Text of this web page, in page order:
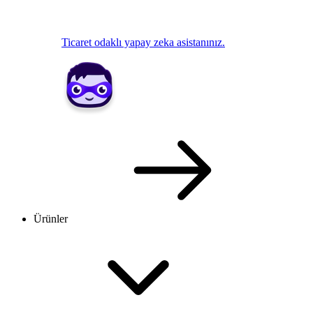
Ticaret odaklı yapay zeka asistanınız.
Ürünler